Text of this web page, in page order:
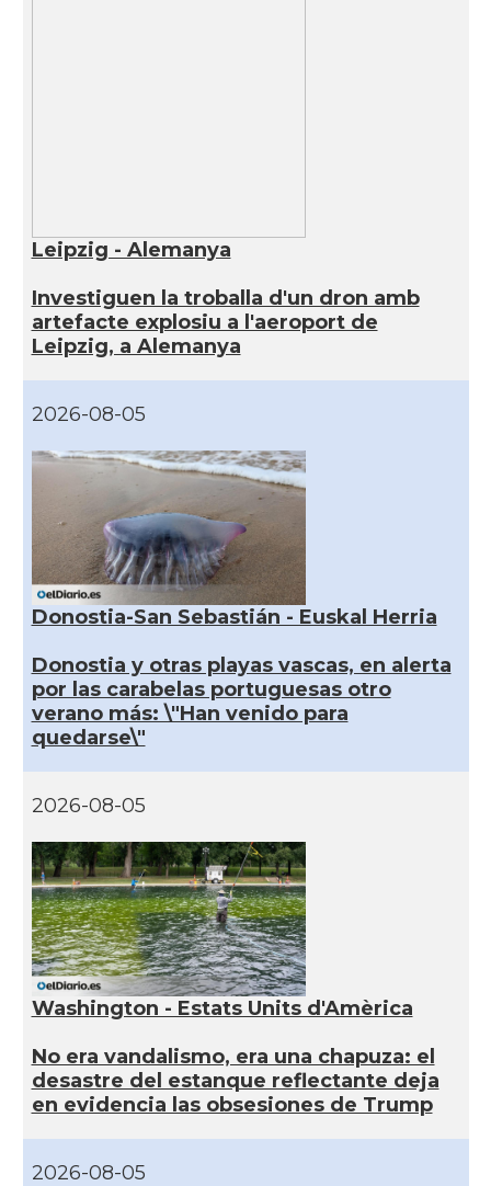
Leipzig - Alemanya
Investiguen la troballa d'un dron amb
artefacte explosiu a l'aeroport de
Leipzig, a Alemanya
2026-08-05
Donostia-San Sebastián - Euskal Herria
Donostia y otras playas vascas, en alerta
por las carabelas portuguesas otro
verano más: \"Han venido para
quedarse\"
2026-08-05
Washington - Estats Units d'Amèrica
No era vandalismo, era una chapuza: el
desastre del estanque reflectante deja
en evidencia las obsesiones de Trump
2026-08-05